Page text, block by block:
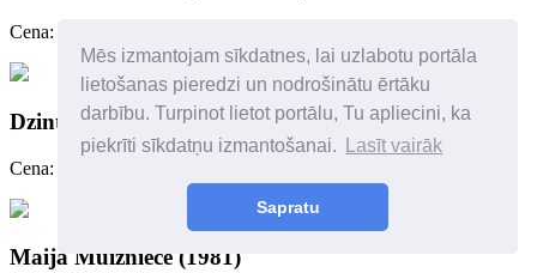
Mēs izmantojam sīkdatnes, lai uzlabotu portāla
lietošanas pieredzi un nodrošinātu ērtāku
darbību. Turpinot lietot portālu, Tu apliecini, ka
piekrīti sīkdatņu izmantošanai.
Lasīt vairāk
Sapratu
Cena: 250 €
Dzintra Zvagina
Cena: 450 €
Maija Muižniece (1981)